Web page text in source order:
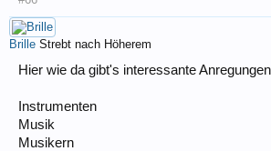
Brille Strebt nach Höherem
Hier wie da gibt's interessante
Instrumenten
Musik
Musikern